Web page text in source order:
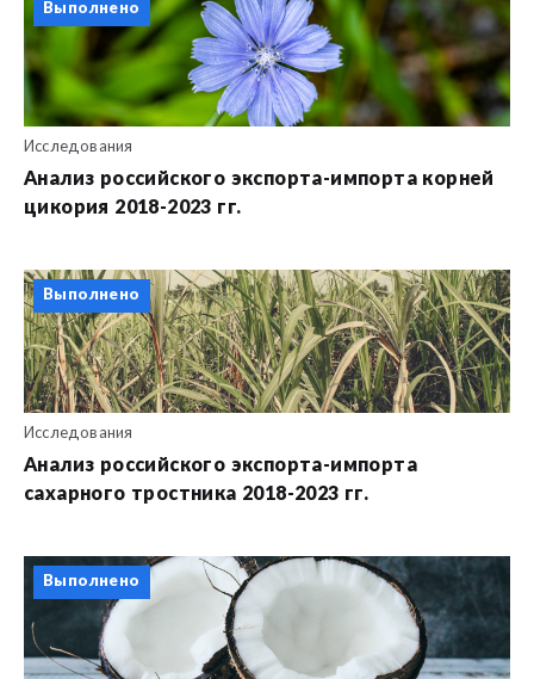
Выполнено
Исследования
Анализ российского экспорта-импорта корней
цикория 2018-2023 гг.
Выполнено
Исследования
Анализ российского экспорта-импорта
сахарного тростника 2018-2023 гг.
Выполнено